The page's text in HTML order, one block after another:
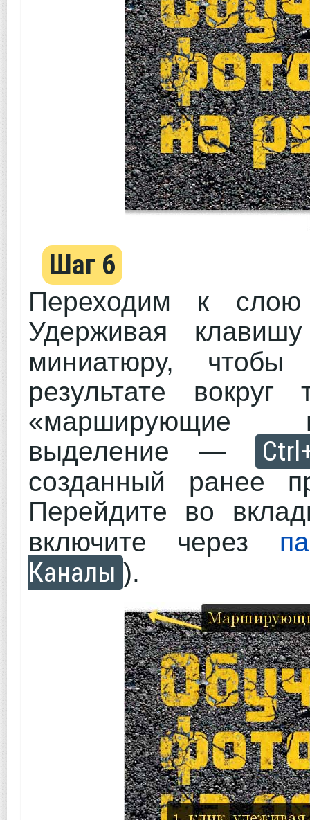
Шаг 6
Переходим к слою
Удерживая
миниатюру,
результате
«марширующие
выделение —
созданный ранее
Перейдите во
включите через
Каналы ).